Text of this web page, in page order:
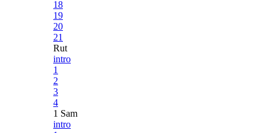
18
19
20
21
Rut
intro
1
2
3
4
1 Sam
intro